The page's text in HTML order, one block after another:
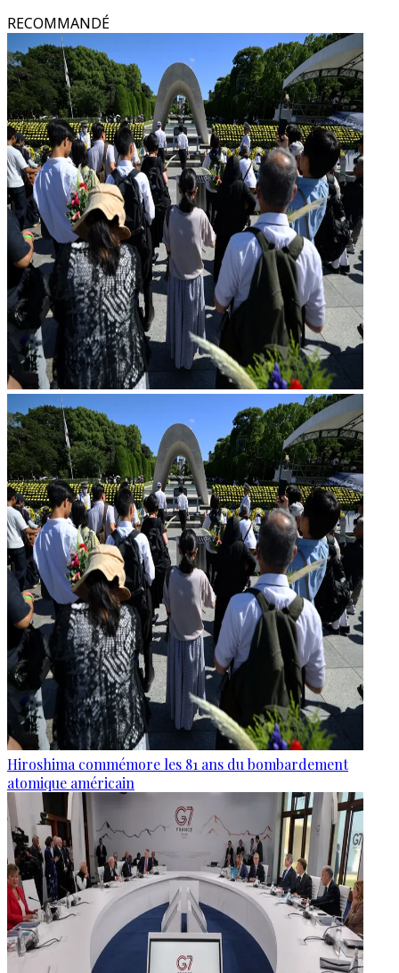
RECOMMANDÉ
Hiroshima commémore les 81 ans du bombardement
atomique américain